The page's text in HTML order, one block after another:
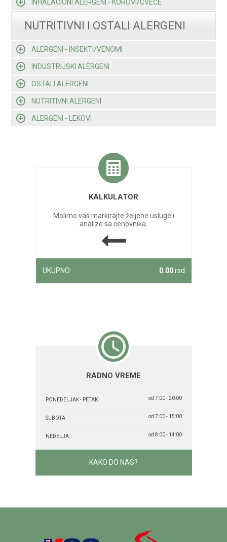
INHALACIONI ALERGENI - KOROVI/CVEĆE
NUTRITIVNI I OSTALI ALERGENI
ALERGENI - INSEKTI/VENOMI
INDUSTRIJSKI ALERGENI
OSTALI ALERGENI
NUTRITIVNI ALERGENI
ALERGENI - LEKOVI
KALKULATOR
Molimo vas markirajte željene usluge i
analize sa cenovnika.
UKUPNO: 0.00rsd
RADNO VREME
PONEDELJAK - PETAK od 7:00 - 20:00
SUBOTA od 7:00 - 15:00
NEDELJA od 8:00 - 14:00
KAKO DO NAS?